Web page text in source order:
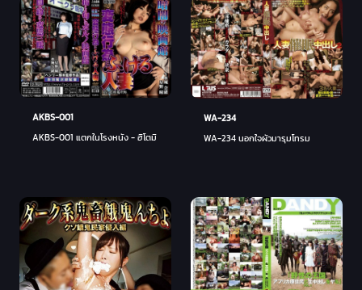
AKBS-001
AKBS-001 แตกในโรงหนัง - ฮิโตมิ โฮชิโนะ (ฮิโตมิ โฮชิโนะ, ฮิโตมิ ยามาบุกิ)
WA-234
WA-234 นอกใจผัวมารุมโทรม